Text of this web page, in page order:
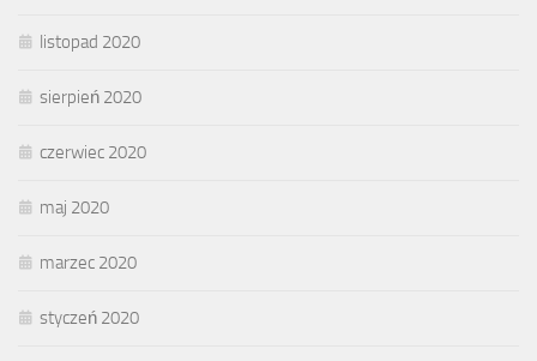
listopad 2020
sierpień 2020
czerwiec 2020
maj 2020
marzec 2020
styczeń 2020